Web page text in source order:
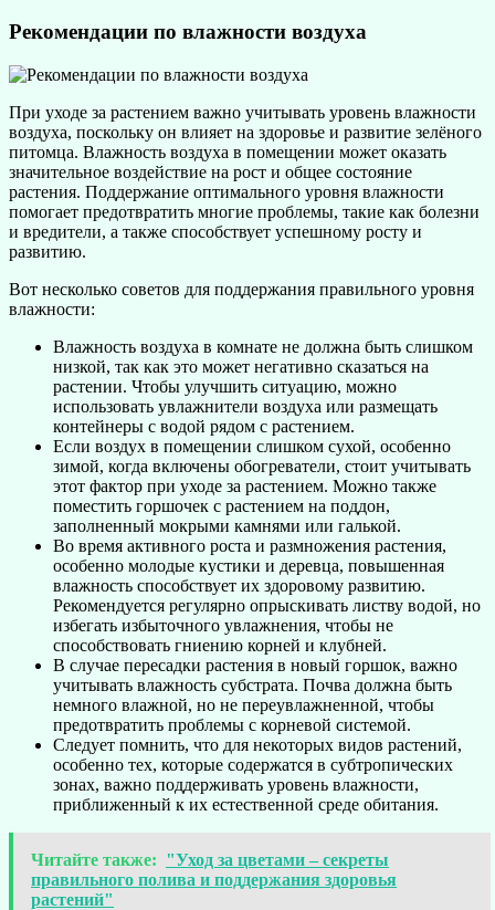
Рекомендации по влажности воздуха
При уходе за растением важно учитывать уровень влажности
воздуха, поскольку он влияет на здоровье и развитие зелёного
питомца. Влажность воздуха в помещении может оказать
значительное воздействие на рост и общее состояние
растения. Поддержание оптимального уровня влажности
помогает предотвратить многие проблемы, такие как болезни
и вредители, а также способствует успешному росту и
развитию.
Вот несколько советов для поддержания правильного уровня
влажности:
Влажность воздуха в комнате не должна быть слишком
низкой, так как это может негативно сказаться на
растении. Чтобы улучшить ситуацию, можно
использовать увлажнители воздуха или размещать
контейнеры с водой рядом с растением.
Если воздух в помещении слишком сухой, особенно
зимой, когда включены обогреватели, стоит учитывать
этот фактор при уходе за растением. Можно также
поместить горшочек с растением на поддон,
заполненный мокрыми камнями или галькой.
Во время активного роста и размножения растения,
особенно молодые кустики и деревца, повышенная
влажность способствует их здоровому развитию.
Рекомендуется регулярно опрыскивать листву водой, но
избегать избыточного увлажнения, чтобы не
способствовать гниению корней и клубней.
В случае пересадки растения в новый горшок, важно
учитывать влажность субстрата. Почва должна быть
немного влажной, но не переувлажненной, чтобы
предотвратить проблемы с корневой системой.
Следует помнить, что для некоторых видов растений,
особенно тех, которые содержатся в субтропических
зонах, важно поддерживать уровень влажности,
приближенный к их естественной среде обитания.
Читайте также: "Уход за цветами – секреты
правильного полива и поддержания здоровья
растений"